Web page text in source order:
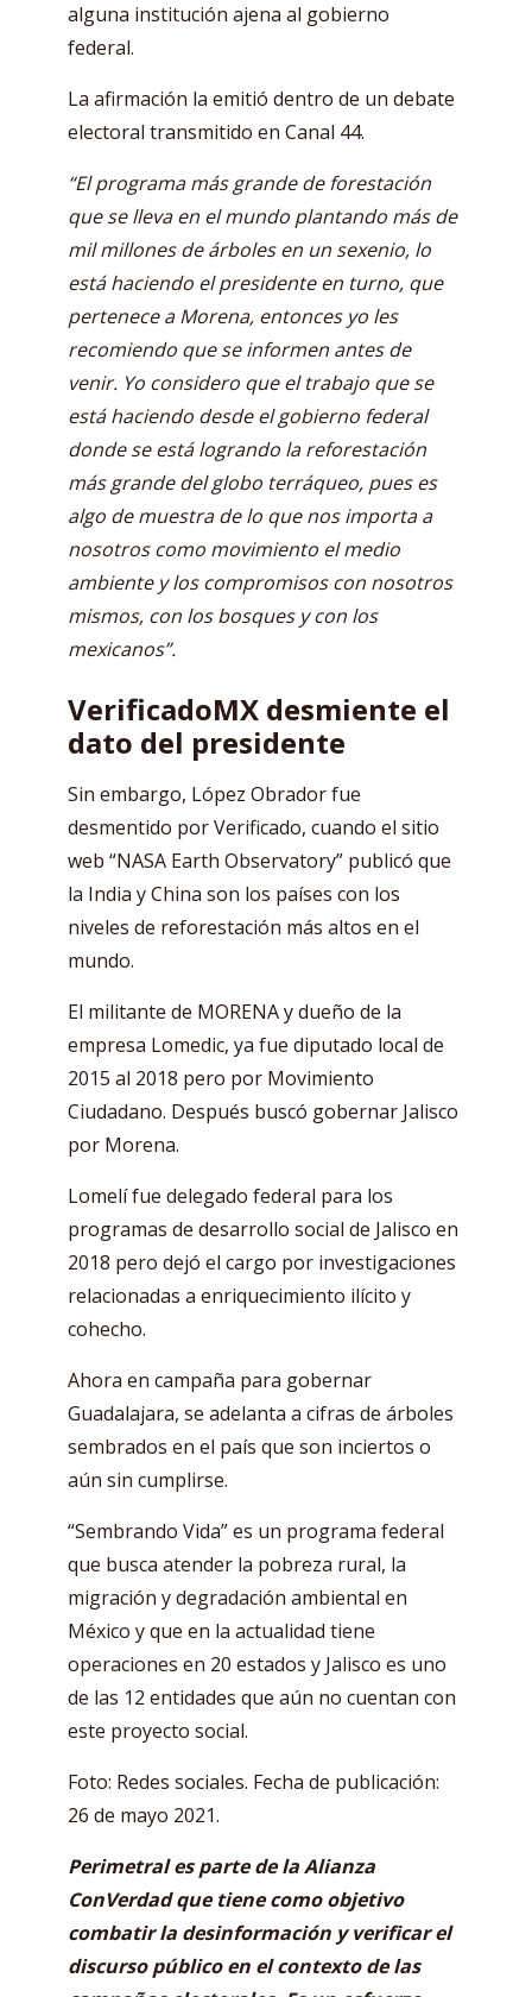
alguna institución ajena al gobierno
federal.
La afirmación la emitió dentro de un debate
electoral transmitido en Canal 44.
“El programa más grande de forestación
que se lleva en el mundo plantando más de
mil millones de árboles en un sexenio, lo
está haciendo el presidente en turno, que
pertenece a Morena, entonces yo les
recomiendo que se informen antes de
venir. Yo considero que el trabajo que se
está haciendo desde el gobierno federal
donde se está logrando la reforestación
más grande del globo terráqueo, pues es
algo de muestra de lo que nos importa a
nosotros como movimiento el medio
ambiente y los compromisos con nosotros
mismos, con los bosques y con los
mexicanos”.
VerificadoMX desmiente el
dato del presidente
Sin embargo, López Obrador fue
desmentido por Verificado, cuando el sitio
web “NASA Earth Observatory” publicó que
la India y China son los países con los
niveles de reforestación más altos en el
mundo.
El militante de MORENA y dueño de la
empresa Lomedic, ya fue diputado local de
2015 al 2018 pero por Movimiento
Ciudadano. Después buscó gobernar Jalisco
por Morena.
Lomelí fue delegado federal para los
programas de desarrollo social de Jalisco en
2018 pero dejó el cargo por investigaciones
relacionadas a enriquecimiento ilícito y
cohecho.
Ahora en campaña para gobernar
Guadalajara, se adelanta a cifras de árboles
sembrados en el país que son inciertos o
aún sin cumplirse.
“Sembrando Vida” es un programa federal
que busca atender la pobreza rural, la
migración y degradación ambiental en
México y que en la actualidad tiene
operaciones en 20 estados y Jalisco es uno
de las 12 entidades que aún no cuentan con
este proyecto social.
Foto: Redes sociales. Fecha de publicación:
26 de mayo 2021.
Perimetral es parte de la Alianza
ConVerdad que tiene como objetivo
combatir la desinformación y verificar el
discurso público en el contexto de las